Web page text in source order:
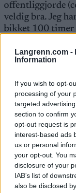
Langrenn.com -
Information
If you wish to opt-
processing of your
targeted
section to confirm
opt-out request is
interest-based ads
us or personal
your opt-out. You
disclosure of your
IAB’s list of
also be disclosed
offentliggjorde
veldig bra. Jeg
bikket 100 timer
Les også:
Saken fortsetter
Skal knapt gå
Hvis alt går etter
møtt
VM.